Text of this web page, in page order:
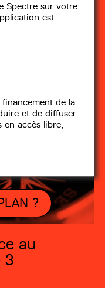
Spectre sur votre
est
de la
et de diffuser
en accès libre,
?
au
3